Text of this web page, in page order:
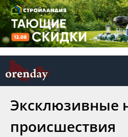
Эксклюзивные
происшествия